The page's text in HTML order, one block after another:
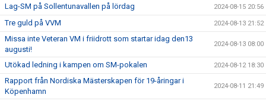
Lag-SM på Sollentunavallen på lördag 2024-08-15 20:56
Tre guld på VVM 2024-08-13 21:52
Missa inte Veteran VM i friidrott som startar idag den13
augusti!
2024-08-13 08:00
Utökad ledning i kampen om SM-pokalen 2024-08-12 18:30
Rapport från Nordiska Mästerskapen för 19-åringar i
Köpenhamn
2024-08-11 21:49